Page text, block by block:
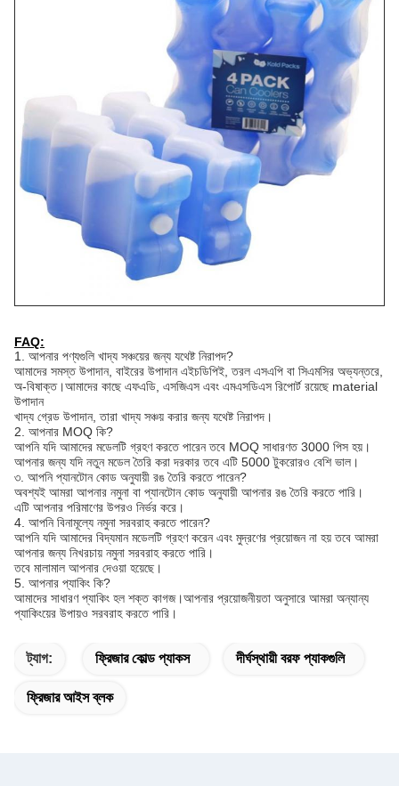
FAQ:
1. আপনার পণ্যগুলি খাদ্য সঞ্চয়ের জন্য যথেষ্ট নিরাপদ?
আমাদের সমস্ত উপাদান, বাইরের উপাদান এইচডিপিই, তরল এসএপি বা সিএমসির অভ্যন্তরে,
অ-বিষাক্ত।আমাদের কাছে এফএডি, এসজিএস এবং এমএসডিএস রিপোর্ট রয়েছে material
উপাদান
খাদ্য গ্রেড উপাদান, তারা খাদ্য সঞ্চয় করার জন্য যথেষ্ট নিরাপদ।
2. আপনার MOQ কি?
আপনি যদি আমাদের মডেলটি গ্রহণ করতে পারেন তবে MOQ সাধারণত 3000 পিস হয়।
আপনার জন্য যদি নতুন মডেল তৈরি করা দরকার তবে এটি 5000 টুকরোরও বেশি ভাল।
৩. আপনি প্যানটোন কোড অনুযায়ী রঙ তৈরি করতে পারেন?
অবশ্যই আমরা আপনার নমুনা বা প্যানটোন কোড অনুযায়ী আপনার রঙ তৈরি করতে পারি।
এটি আপনার পরিমাণের উপরও নির্ভর করে।
4. আপনি বিনামূল্যে নমুনা সরবরাহ করতে পারেন?
আপনি যদি আমাদের বিদ্যমান মডেলটি গ্রহণ করেন এবং মুদ্রণের প্রয়োজন না হয় তবে আমরা
আপনার জন্য নিখরচায় নমুনা সরবরাহ করতে পারি।
তবে মালামাল আপনার দেওয়া হয়েছে।
5. আপনার প্যাকিং কি?
আমাদের সাধারণ প্যাকিং হল শক্ত কাগজ।আপনার প্রয়োজনীয়তা অনুসারে আমরা অন্যান্য
প্যাকিংয়ের উপায়ও সরবরাহ করতে পারি।
ট্যাগ: ফ্রিজার কোল্ড প্যাকস দীর্ঘস্থায়ী বরফ প্যাকগুলি
ফ্রিজার আইস ব্লক